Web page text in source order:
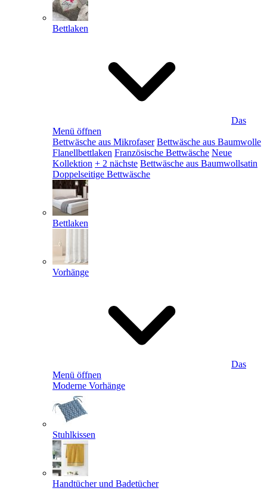
Bettlaken
Das
Menü öffnen
Bettwäsche aus Mikrofaser Bettwäsche aus Baumwolle
Flanellbettlaken Französische Bettwäsche Neue
Kollektion + 2 nächste Bettwäsche aus Baumwollsatin
Doppelseitige Bettwäsche
Bettlaken
Vorhänge
Das
Menü öffnen
Moderne Vorhänge
Stuhlkissen
Handtücher und Badetücher